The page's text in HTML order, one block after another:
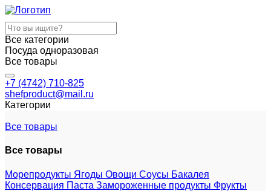
Все категории
Посуда одноразовая
Все товары
+7 (4742) 710-825
shefproduct@mail.ru
Категории
Все товары
Все товары
Морепродукты Ягоды Овощи Соусы Бакалея
Консервация Паста Замороженные продукты Фрукты